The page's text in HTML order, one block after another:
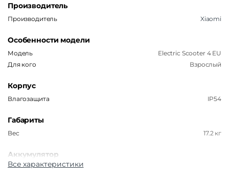
Производитель
Производитель Xiaomi
Особенности модели
Модель
Electric Scooter 4 EU
Для кого
Взрослый
Корпус
Влагозащита IP54
Габариты
Вес 17.2 кг
Аккумулятор
Емкость аккумулятора
Все характеристики